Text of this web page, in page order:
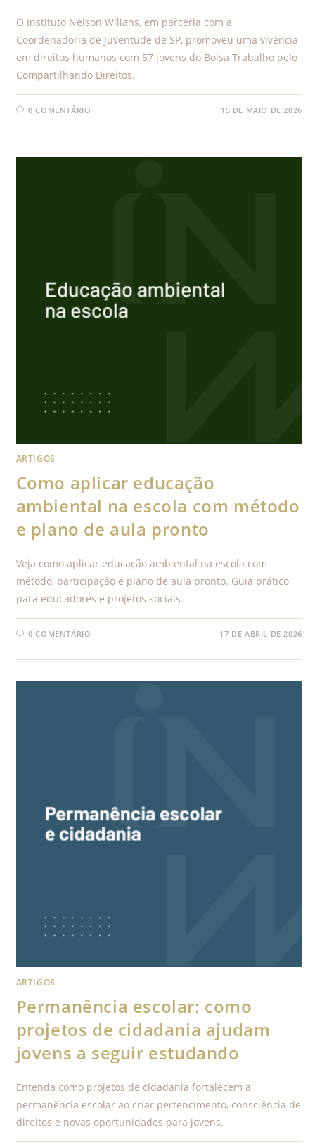
O Instituto Nelson Wilians, em parceria com a
Coordenadoria de Juventude de SP, promoveu uma vivência
em direitos humanos com 57 jovens do Bolsa Trabalho pelo
Compartilhando Direitos.
0 COMENTÁRIO 15 DE MAIO DE 2026
ARTIGOS
Como aplicar educação
ambiental na escola com método
e plano de aula pronto
Veja como aplicar educação ambiental na escola com
método, participação e plano de aula pronto. Guia prático
para educadores e projetos sociais.
0 COMENTÁRIO 17 DE ABRIL DE 2026
ARTIGOS
Permanência escolar: como
projetos de cidadania ajudam
jovens a seguir estudando
Entenda como projetos de cidadania fortalecem a
permanência escolar ao criar pertencimento, consciência de
direitos e novas oportunidades para jovens.